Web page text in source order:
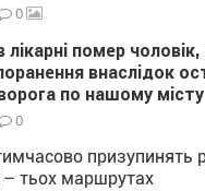
0
помер чоловік,
внаслідок
по нашому місту
0
призупинять
– тьох маршрутах